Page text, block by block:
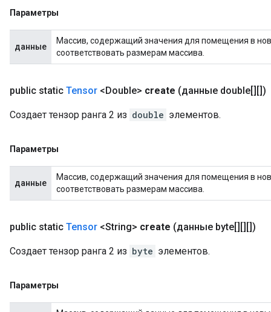
Параметры
данные
Массив, содержащий значения для помещения в
соответствовать размерам массива.
public static Tensor <Double> create (данные double[][])
Создает тензор ранга 2 из double элементов.
Параметры
данные
Массив, содержащий значения для помещения в
соответствовать размерам массива.
public static Tensor <String> create (данные byte[][][])
Создает тензор ранга 2 из byte элементов.
Параметры